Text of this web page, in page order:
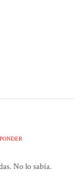
No lo sabía.